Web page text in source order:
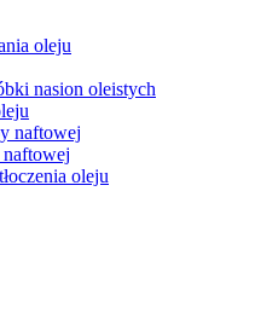
oleju
nasion oleistych
naftowej
oleju